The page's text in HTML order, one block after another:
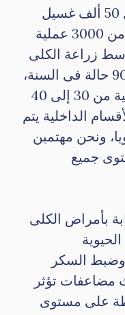
وأوضح، أن المعهد يقوم بعمل 50 ألف غسيل
كلوى فى السنة، ونقوم بأكثر من 3000 عملية
زراعة الكلى
يصل إلى حوالى من 30 الى 90 حالة فى السنة،
ونستقبل فى العيادات الخارجية من 30 إلى 40
الداخلية يتم
سنويا، ونحن مهتمين
جميع
بأمراض الكلى
السكر
مضاعفات تؤثر
على مستوى